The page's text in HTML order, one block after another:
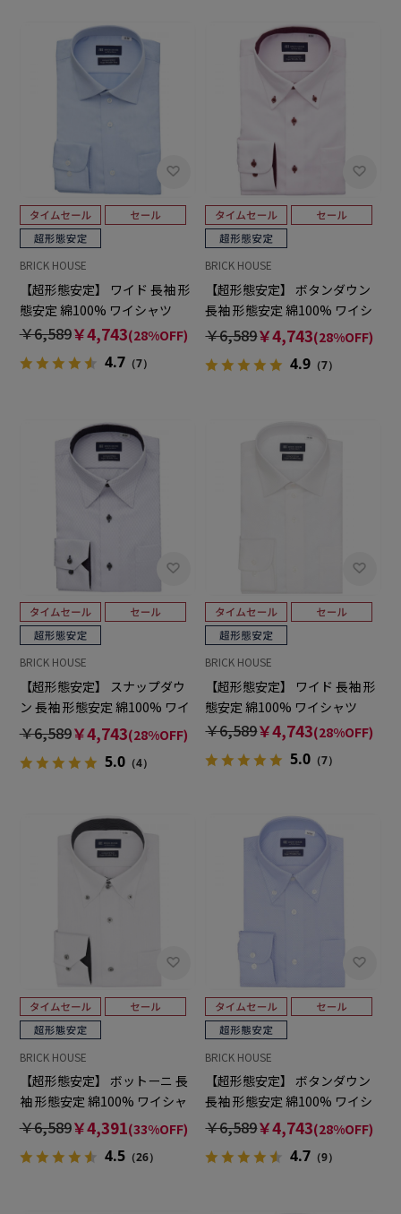
BRICK HOUSE
【超形態安定】 ワイド 長袖 形
態安定 綿100% ワイシャツ
￥6,589￥4,743(28%OFF)
4.7（7）
BRICK HOUSE
【超形態安定】 ボタンダウン
長袖 形態安定 綿100% ワイシ
ャツ
￥6,589￥4,743(28%OFF)
4.9 （7）
BRICK HOUSE
【超形態安定】 スナップダウ
ン 長袖 形態安定 綿100% ワイ
シャツ
￥6,589￥4,743(28%OFF)
5.0（4）
BRICK HOUSE
【超形態安定】 ワイド 長袖 形
態安定 綿100% ワイシャツ
￥6,589￥4,743(28%OFF)
5.0 （7）
BRICK HOUSE
【超形態安定】 ボットーニ 長
袖 形態安定 綿100% ワイシャ
ツ
￥6,589￥4,391(33%OFF)
4.5（26）
BRICK HOUSE
【超形態安定】 ボタンダウン
長袖 形態安定 綿100% ワイシ
ャツ
￥6,589￥4,743(28%OFF)
4.7 （9）